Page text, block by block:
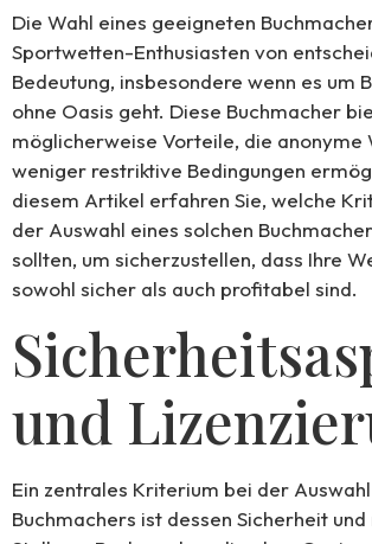
Die Wahl eines geeigneten
Sportwetten-Enthusiasten von
Bedeutung, insbesondere wenn es um
ohne Oasis geht. Diese Buchmacher
möglicherweise Vorteile, die anonyme
weniger restriktive Bedingungen
diesem Artikel erfahren Sie, welche
der Auswahl eines solchen
sollten, um sicherzustellen, dass Ihre
sowohl sicher als auch profitabel sind.
und
Ein zentrales Kriterium bei der
Buchmachers ist dessen Sicherheit